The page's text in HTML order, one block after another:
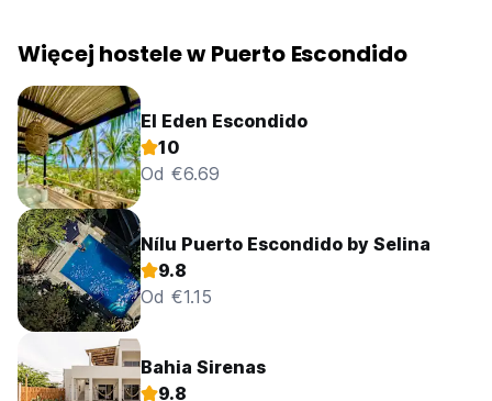
Więcej hostele w Puerto Escondido
El Eden Escondido
10
Od €6.69
Nílu Puerto Escondido by Selina
9.8
Od €1.15
Bahia Sirenas
9.8